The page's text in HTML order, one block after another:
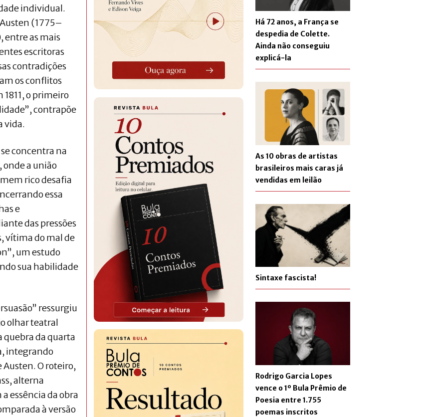
individual.
(1775–
entre as mais
escritoras
contradições
os conflitos
o primeiro
contrapõe
vida.
concentra na
a união
rico desafia
essa
e
das pressões
vítima do mal de
um estudo
sua habilidade
ressurgiu
olhar teatral
quebra da quarta
integrando
O roteiro,
alterna
essência da obra
à versão
Há 72 anos, a França se
despedia de Colette.
Ainda não conseguiu
explicá-la
As 10 obras de artistas
brasileiros mais caras já
vendidas em leilão
Sintaxe fascista!
Rodrigo Garcia Lopes
vence o 1º Bula Prêmio de
Poesia entre 1.755
poemas inscritos